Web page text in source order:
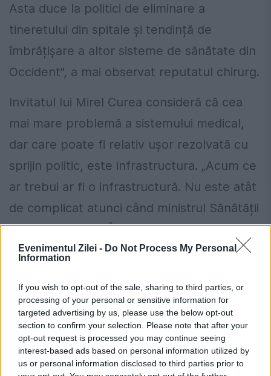
Evenimentul Zilei - Do Not Process My Personal
Information
If you wish to opt-out of the sale, sharing to third parties, or
processing of your personal or sensitive information for
targeted advertising by us, please use the below opt-out
section to confirm your selection. Please note that after your
opt-out request is processed you may continue seeing
interest-based ads based on personal information utilized by
us or personal information disclosed to third parties prior to
Asta duce la politici de eliminare a
tineretului din spitale și tendință de
îmbrățișare a altor sisteme de sănătate din
Occident", a mai observat reputatul chirurg.
Invitatul lui Mirel Curea consideră că cea
mai mare problemă a sistemului medical,
dar care poate fi relativ ușor rezolvată cu
sprijin politic, este infrastructura. „Acum ce
ar trebui ar fi o infrastructură. Nu este atât
de complicat atunci când ministrul Sănătății
are sprijin politic. În același timp, viziunea
unui ministru al Sănătății trebuie să fie
unor probleme personale", a conchis dr.
Narcis Copcă în studioul EVZ-Capital.
Puteți viziona emisiuneaAICI